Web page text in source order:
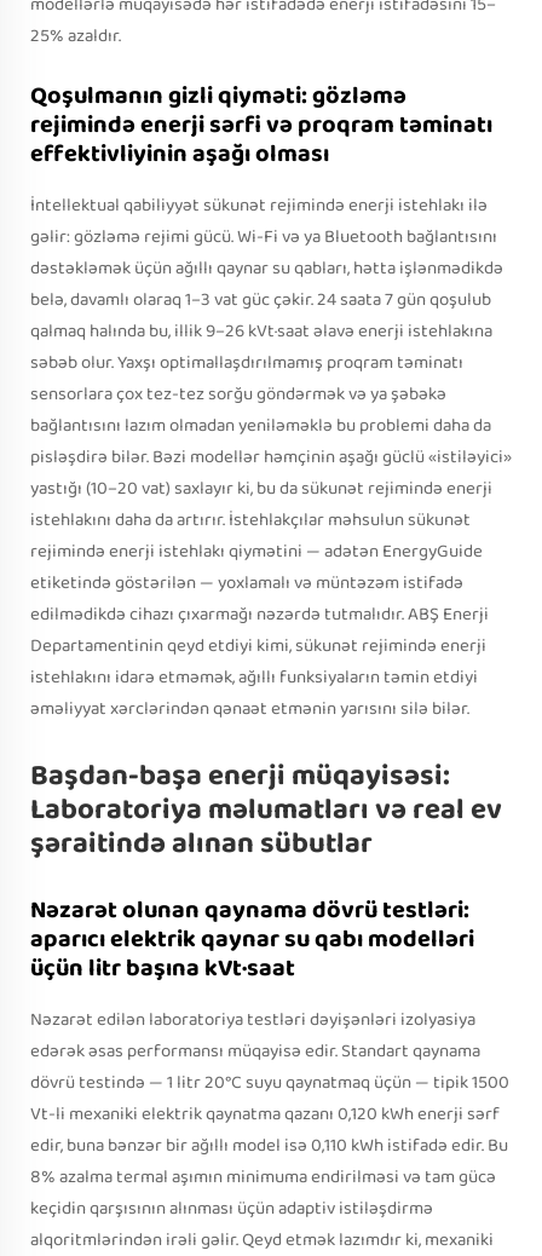
25% azaldır.
Qoşulmanın gizli qiyməti: gözləmə
rejimində enerji sərfi və proqram təminatı
effektivliyinin aşağı olması
İntellektual qabiliyyət sükunət rejimində enerji istehlakı ilə
gəlir: gözləmə rejimi gücü. Wi-Fi və ya Bluetooth bağlantısını
dəstəkləmək üçün ağıllı qaynar su qabları, hətta işlənmədikdə
belə, davamlı olaraq 1–3 vat güc çəkir. 24 saata 7 gün qoşulub
qalmaq halında bu, illik 9–26 kVt·saat əlavə enerji istehlakına
səbəb olur. Yaxşı optimallaşdırılmamış proqram təminatı
sensorlara çox tez-tez sorğu göndərmək və ya şəbəkə
bağlantısını lazım olmadan yeniləməklə bu problemi daha da
pisləşdirə bilər. Bəzi modellər həmçinin aşağı güclü «istiləyici»
yastığı (10–20 vat) saxlayır ki, bu da sükunət rejimində enerji
istehlakını daha da artırır. İstehlakçılar məhsulun sükunət
rejimində enerji istehlakı qiymətini — adətən EnergyGuide
etiketində göstərilən — yoxlamalı və müntəzəm istifadə
edilmədikdə cihazı çıxarmağı nəzərdə tutmalıdır. ABŞ Enerji
Departamentinin qeyd etdiyi kimi, sükunət rejimində enerji
istehlakını idarə etməmək, ağıllı funksiyaların təmin etdiyi
əməliyyat xərclərindən qənaət etmənin yarısını silə bilər.
Başdan-başa enerji müqayisəsi:
Laboratoriya məlumatları və real ev
şəraitində alınan sübutlar
Nəzarət olunan qaynama dövrü testləri:
aparıcı elektrik qaynar su qabı modelləri
üçün litr başına kVt·saat
Nəzarət edilən laboratoriya testləri dəyişənləri izolyasiya
edərək əsas performansı müqayisə edir. Standart qaynama
dövrü testində — 1 litr 20°C suyu qaynatmaq üçün — tipik 1500
Vt-li mexaniki elektrik qaynatma qazanı 0,120 kWh enerji sərf
edir, buna bənzər bir ağıllı model isə 0,110 kWh istifadə edir. Bu
8% azalma termal aşımın minimuma endirilməsi və tam gücə
keçidin qarşısının alınması üçün adaptiv istiləşdirmə
alqoritmlərindən irəli gəlir. Qeyd etmək lazımdır ki, mexaniki